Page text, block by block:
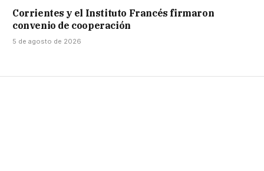
Corrientes y el Instituto Francés firmaron
convenio de cooperación
5 de agosto de 2026